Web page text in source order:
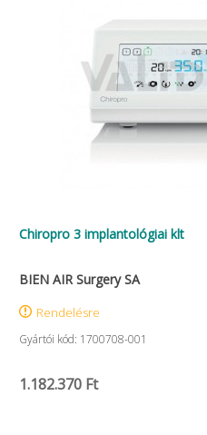
Chiropro 3 implantológiai klt
BIEN AIR Surgery SA
Rendelésre
Gyártói kód: 1700708-001
1.182.370 Ft